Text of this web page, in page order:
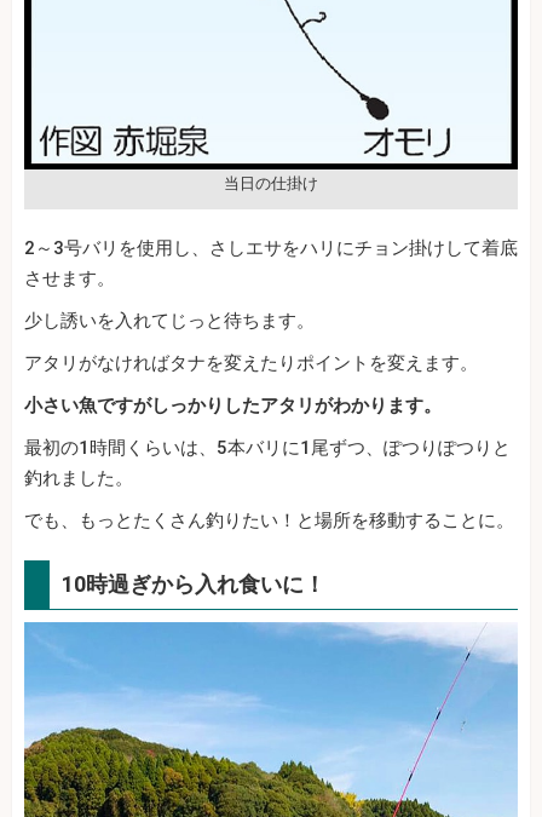
当日の仕掛け
2～3号バリを使用し、さしエサをハリにチョン掛けして着底
させます。
少し誘いを入れてじっと待ちます。
アタリがなければタナを変えたりポイントを変えます。
小さい魚ですがしっかりしたアタリがわかります。
最初の1時間くらいは、5本バリに1尾ずつ、ぽつりぽつりと
釣れました。
でも、もっとたくさん釣りたい！と場所を移動することに。
10時過ぎから入れ食いに！